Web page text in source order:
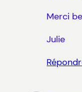
Merci
Julie